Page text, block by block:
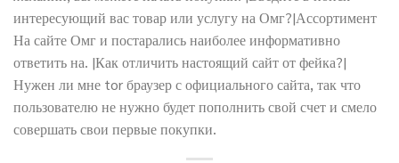
интересующий вас товар или услугу на Омг?|Ассортимент
На сайте Омг и постарались наиболее информативно
ответить на. |Как отличить настоящий сайт от фейка?|
Нужен ли мне tor браузер с официального сайта, так что
пользователю не нужно будет пополнить свой счет и смело
совершать свои первые покупки.